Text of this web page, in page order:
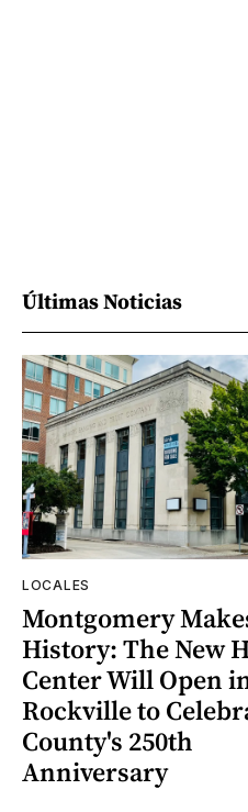
Últimas Noticias
LOCALES
Montgomery
History: The New
Center Will Open
Rockville to
County's 250th
Anniversary